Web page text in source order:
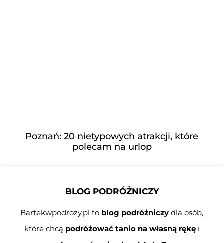
Poznań: 20 nietypowych atrakcji, które
polecam na urlop
BLOG PODRÓŻNICZY
Bartekwpodrozy.pl to blog podróżniczy dla osób,
które chcą podróżować tanio na własną rękęi